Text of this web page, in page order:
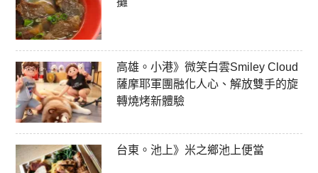
高雄。小港》微笑白雲Smiley Cloud
薩摩耶軍團融化人心、解放雙手的旋
轉燒烤新體驗
台東。池上》米之鄉池上便當